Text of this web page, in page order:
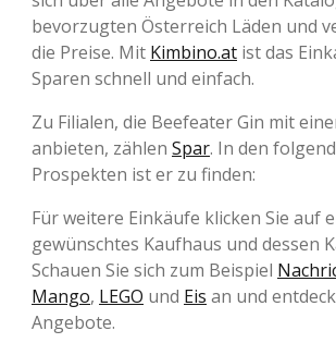
bevorzugten Österreich Läden und
die Preise. Mit Kimbino.at ist das
Sparen schnell und einfach.
Zu Filialen, die Beefeater Gin mit
anbieten, zählen Spar. In den
Prospekten ist er zu finden:
Für weitere Einkäufe klicken Sie auf
gewünschtes Kaufhaus und dessen
Schauen Sie sich zum Beispiel
Mango, LEGO und Eis an und
Angebote.